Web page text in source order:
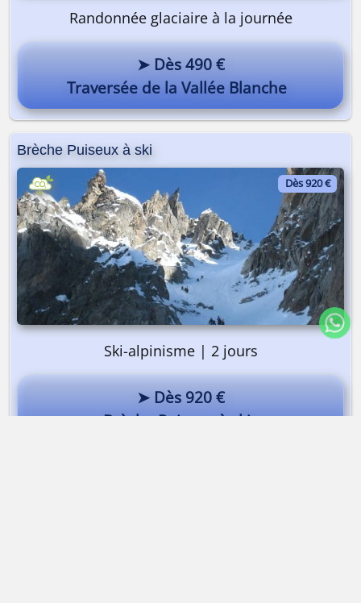
Randonnée glaciaire à la journée
➤ Dès 490 €
Traversée de la Vallée Blanche
Brèche Puiseux à ski
Dès 920 €
Ski-alpinisme | 2 jours
➤ Dès 920 €
Brèche Puiseux à ski